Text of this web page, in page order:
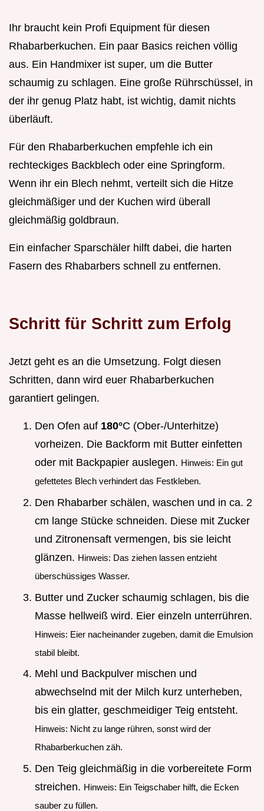
Ihr braucht kein Profi Equipment für diesen
Rhabarberkuchen. Ein paar Basics reichen völlig
aus. Ein Handmixer ist super, um die Butter
schaumig zu schlagen. Eine große Rührschüssel, in
der ihr genug Platz habt, ist wichtig, damit nichts
überläuft.
Für den Rhabarberkuchen empfehle ich ein
rechteckiges Backblech oder eine Springform.
Wenn ihr ein Blech nehmt, verteilt sich die Hitze
gleichmäßiger und der Kuchen wird überall
gleichmäßig goldbraun.
Ein einfacher Sparschäler hilft dabei, die harten
Fasern des Rhabarbers schnell zu entfernen.
Schritt für Schritt zum Erfolg
Jetzt geht es an die Umsetzung. Folgt diesen
Schritten, dann wird euer Rhabarberkuchen
garantiert gelingen.
Den Ofen auf 180°C (Ober-/Unterhitze)
vorheizen. Die Backform mit Butter einfetten
oder mit Backpapier auslegen. Hinweis: Ein gut
gefettetes Blech verhindert das Festkleben.
Den Rhabarber schälen, waschen und in ca. 2
cm lange Stücke schneiden. Diese mit Zucker
und Zitronensaft vermengen, bis sie leicht
glänzen. Hinweis: Das ziehen lassen entzieht
überschüssiges Wasser.
Butter und Zucker schaumig schlagen, bis die
Masse hellweiß wird. Eier einzeln unterrühren.
Hinweis: Eier nacheinander zugeben, damit die Emulsion
stabil bleibt.
Mehl und Backpulver mischen und
abwechselnd mit der Milch kurz unterheben,
bis ein glatter, geschmeidiger Teig entsteht.
Hinweis: Nicht zu lange rühren, sonst wird der
Rhabarberkuchen zäh.
Den Teig gleichmäßig in die vorbereitete Form
streichen. Hinweis: Ein Teigschaber hilft, die Ecken
sauber zu füllen.